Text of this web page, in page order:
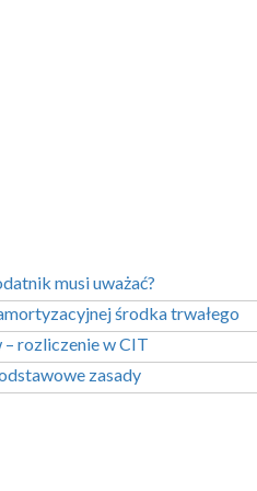
musi uważać?
środka trwałego
rozliczenie w CIT
zasady